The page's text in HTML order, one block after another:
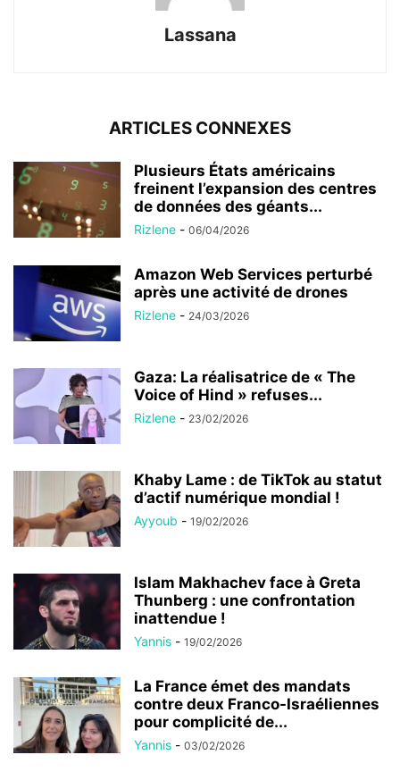
Lassana
ARTICLES CONNEXES
Plusieurs États américains
freinent l’expansion des centres
de données des géants...
Rizlene - 06/04/2026
Amazon Web Services perturbé
après une activité de drones
Rizlene - 24/03/2026
Gaza: La réalisatrice de « The
Voice of Hind » refuses...
Rizlene - 23/02/2026
Khaby Lame : de TikTok au statut
d’actif numérique mondial !
Ayyoub - 19/02/2026
Islam Makhachev face à Greta
Thunberg : une confrontation
inattendue !
Yannis - 19/02/2026
La France émet des mandats
contre deux Franco-Israéliennes
pour complicité de...
Yannis - 03/02/2026